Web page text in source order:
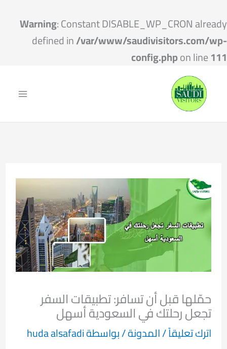
Warning: Constant DISABLE_WP_CRON already
defined in/var/www/saudivisitors.com/wp-
config.phpon line111
حمّلها قبل أن تسافر: تطبيقات السفر
تجعل رحلتك في السعودية أسهل
اترك تعليقاً/المدونة/ بواسطةhuda alsafadi